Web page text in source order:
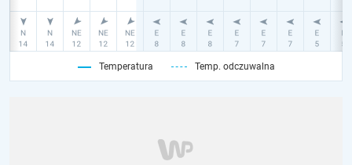
Temperatura Temp. odczuwalna